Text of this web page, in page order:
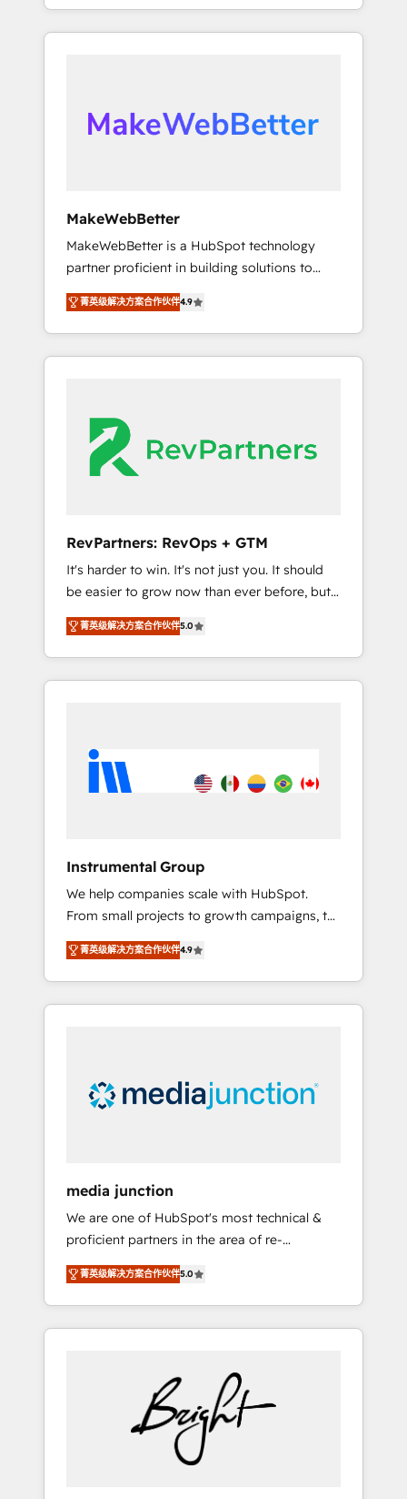
the revenue maturity model - delivering the
right improvements at the right time so
With 2,750+ HubSpot projects delivered and
370+ specialists across EMEA, APAC and NAM,
automation, we turn complexity into clarity,
human at global scale. 🏆 HubSpot’s CEO
MakeWebBetter
MakeWebBetter is a HubSpot technology
partner proficient in building solutions to
maximize the operational efficiency of
HubSpot. The fastest-growing tech-enabler &
facilitator, MakeWebBetter, hands you the
blend of HubSpot expertise & eminent
HubSpot Elite Partners with 10+ years of
HubSpot experience 🤝HubSpot Premier
Integration partner 🤝Google Premier Partner
Harnessing the full potential of the powerful
HubSpot CRM. ✔️A team of HubSpot experts
backed by over 10+ years of HubSpot
experience ✔️Flexible pricing models —
Hourly-fee (assigned one Dedicated
HubSpot Admin); Monthly-fee (HubSpot
Admin + Project Manager); and Fixed Project
solutions. ✔️Bespoke apps & on-demand
菁英级解决方案合作伙伴4.9
RevPartners: RevOps + GTM
It's harder to win. It's not just you. It should
be easier to grow now than ever before, but
it's not. So our focus is serving you, the
person responsible for the revenue number.
We do that by bridging the gap where
agencies fail: combining GTM strategy with
We engineer revenue outcomes for the GTM
owner on HubSpot. We Build Different
Solutions Partner 🤝 - Global: 75+ RPers
across five continents 🌐 - Scale: Largest
organically grown & fastest tiering Elite
HubSpot Partner 🪴 - CRM: More Sales Hub
implementations than any other Partner 💻 -
Salesforce: We convert SFDC addicts to
HubSpot evangelists 🧡 Don't pick a
菁英级解决方案合作伙伴5.0
Instrumental Group
We help companies scale with HubSpot.
From small projects to growth campaigns, to
CRM and websites. Hire an agency that's
experienced in every inch of HubSpot and
willing to work hand-in-hand with your team
to simplify the complex and build a better
菁英级解决方案合作伙伴4.9
media junction
We are one of HubSpot's most technical &
proficient partners in the area of re-
platforming, website design & development.
We specialize in multi-hub implementations
for mid-market & enterprise companies. We
are woman-owned, powered by coffee, and
Impact Award 🏆2022 Technical Expertise
Impact Award 🏆2022 Platform Migration
Excellence Impact Award 🏆2020 Elite
Solutions Partner 🏆2019 Integrations
菁英级解决方案合作伙伴5.0